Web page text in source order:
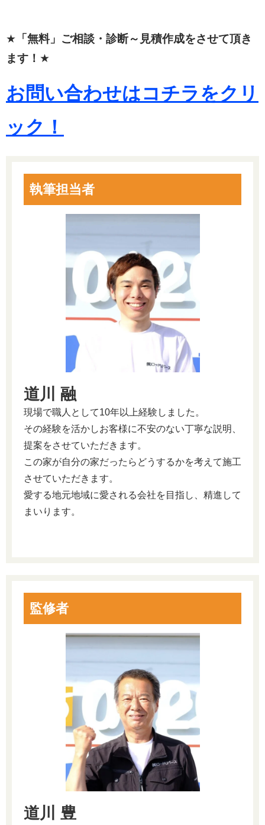
★ 「無料」ご相談・診断～見積作成をさせて頂き
ます！ ★
お問い合わせはコチラをクリ
ック！
執筆担当者
道川 融
現場で職人として10年以上経験しました。
その経験を活かしお客様に不安のない丁寧な説明、
提案をさせていただきます。
この家が自分の家だったらどうするかを考えて施工
させていただきます。
愛する地元地域に愛される会社を目指し、精進して
まいります。
監修者
道川 豊